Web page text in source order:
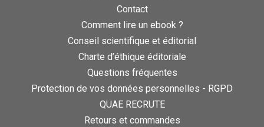
Contact
Comment lire un ebook ?
Conseil scientifique et éditorial
Charte d’éthique éditoriale
Questions fréquentes
Protection de vos données personnelles - RGPD
QUAE RECRUTE
Retours et commandes